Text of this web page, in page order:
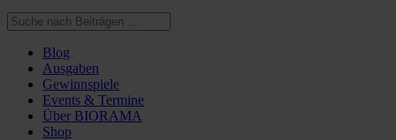
Blog
Ausgaben
Gewinnspiele
Events & Termine
Über BIORAMA
Shop